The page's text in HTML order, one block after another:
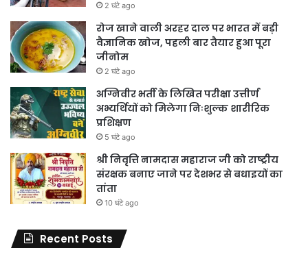
2 घंटे ago
रोज खाने वाली अरहर दाल पर भारत में बड़ी
वैज्ञानिक खोज, पहली बार तैयार हुआ पूरा
जीनोम
2 घंटे ago
अग्निवीर भर्ती के लिखित परीक्षा उत्तीर्ण
अभ्यर्थियों को मिलेगा निःशुल्क शारीरिक
प्रशिक्षण
5 घंटे ago
श्री निवृत्ति नामदास महाराज जी को राष्ट्रीय
संरक्षक बनाए जाने पर देशभर से बधाइयों का
तांता
10 घंटे ago
Recent Posts